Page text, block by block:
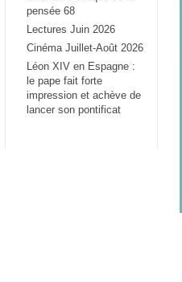
pensée 68
Lectures Juin 2026
Cinéma Juillet-Août 2026
Léon XIV en Espagne :
le pape fait forte
impression et achève de
lancer son pontificat